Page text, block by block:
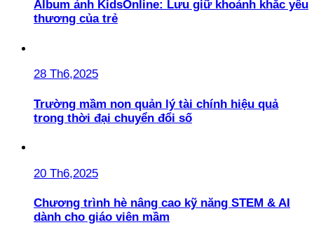
Album ảnh KidsOnline: Lưu giữ khoảnh khắc yêu
thương của trẻ
28 Th6,2025
Trường mầm non quản lý tài chính hiệu quả
trong thời đại chuyển đổi số
20 Th6,2025
Chương trình hè nâng cao kỹ năng STEM & AI
dành cho giáo viên mầm